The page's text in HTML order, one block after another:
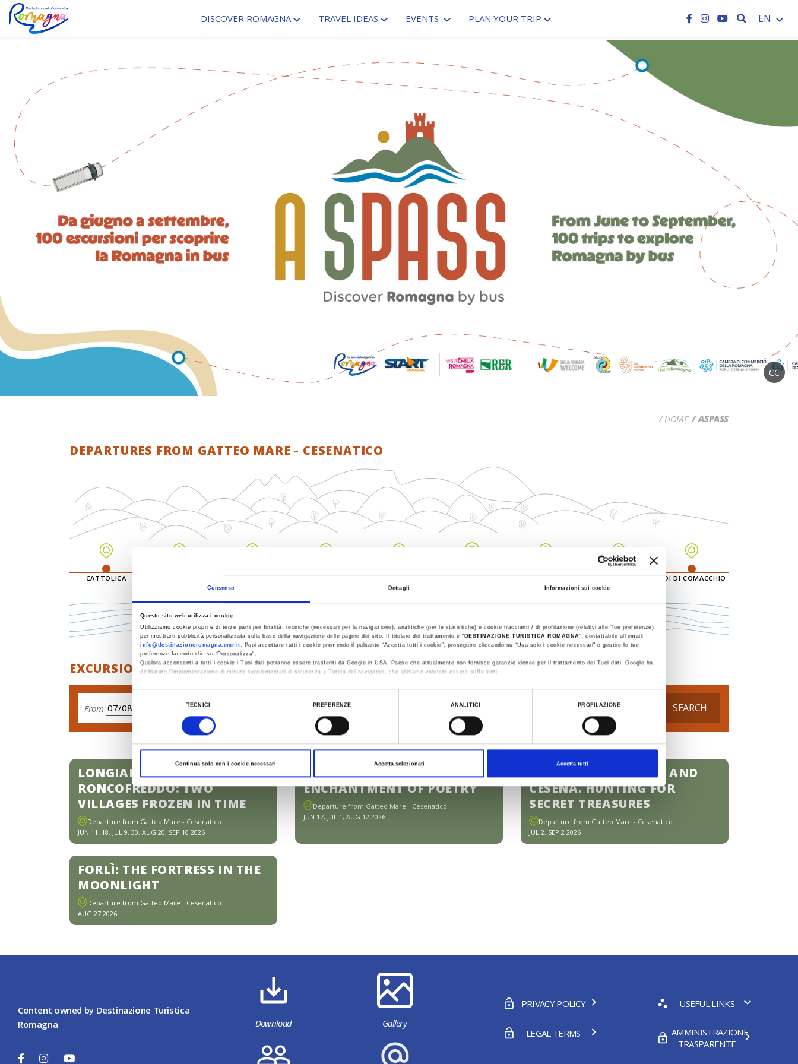
Consenso Dettagli Informazioni sui cookie
Questo sito web utilizza i cookie
Utilizziamo cookie propri e di terze parti per finalità: tecniche (necessari per la navigazione), analitiche (per le statistiche) e cookie traccianti / di profilazione (relativi alle Tue preferenze)
per mostrarti pubblicità personalizzata sulla base della navigazione delle pagine del sito. Il titolare del trattamento è “ DESTINAZIONE TURISTICA ROMAGNA ”, contattabile all'email:
info@destinazioneromagna.emr.it. Puoi accettare tutti i cookie premendo il pulsante “Accetta tutti i cookie”, proseguire cliccando su “Usa solo i cookie necessari" o gestire le tue
preferenze facendo clic su “Personalizza”.
Qualora acconsenti a tutti i cookie i Tuoi dati potranno essere trasferiti da Google in USA, Paese che attualmente non fornisce garanzie idonee per il trattamento dei Tuoi dati. Google ha
dichiarato l’implementazione di misure supplementari di sicurezza a Tutela dei navigatori, che abbiamo valutato essere sufficienti.
Al fine di revocare il consenso prestato e visualizzare le informazioni complete sul trattamento dati clicca qui:Cookie Policy
del
consenso
TECNICI PREFERENZE ANALITICI PROFILAZIONE
Continua solo con i cookie necessari Accetta selezionati Accetta tutti
DISCOVER ROMAGNA TRAVEL IDEAS EVENTS PLAN YOUR TRIP SEARCH
EN
CC
HOME ASPASS
DEPARTURES FROM GATTEO MARE - CESENATICO
CATTOLICA MISANO ADRIATICO RICCIONE RIMINI
BELLARIA -
IGEA MARINA
GATTEO MARE -
CERVIA -
MILANO MARITTIMA
LIDI RAVENNATI LIDI DI COMACCHIO
EXCURSIONS ASPASS
From SEARCH
LONGIANO AND
RONCOFREDDO: TWO
VILLAGES FROZEN IN TIME
Departure from Gatteo Mare - Cesenatico
JUN 11, 18, JUL 9, 30, AUG 20, SEP 10 2026
SAN MAURO PASCOLI. THE
ENCHANTMENT OF POETRY
Departure from Gatteo Mare - Cesenatico
JUN 17, JUL 1, AUG 12 2026
BAGNO DI ROMAGNA AND
CESENA. HUNTING FOR
SECRET TREASURES
Departure from Gatteo Mare - Cesenatico
JUL 2, SEP 2 2026
FORLÌ: THE FORTRESS IN THE
MOONLIGHT
Departure from Gatteo Mare - Cesenatico
AUG 27 2026
Content owned by Destinazione Turistica
Romagna
Download Gallery
PRIVACY POLICY USEFUL LINKS
LEGAL TERMS
AMMINISTRAZIONE
TRASPARENTE